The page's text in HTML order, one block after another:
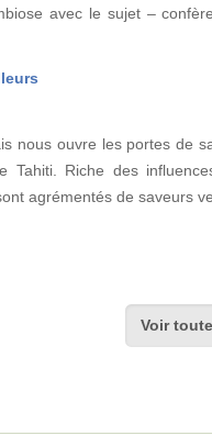
avec le sujet –
nous ouvre les portes de
Riche des
agrémentés de saveurs
Voir